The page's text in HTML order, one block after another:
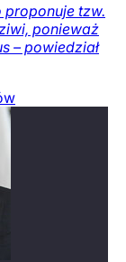
proponuje tzw.
ponieważ
– powiedział